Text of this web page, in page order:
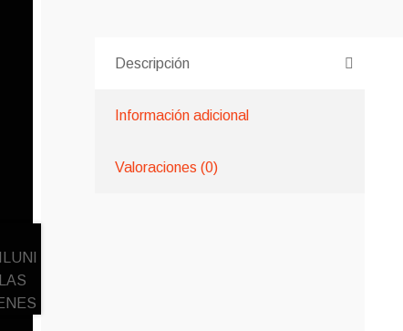
Descripción
Información adicional
Valoraciones (0)